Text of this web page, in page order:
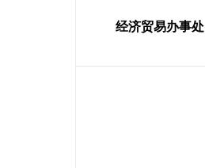
经济贸易办事处